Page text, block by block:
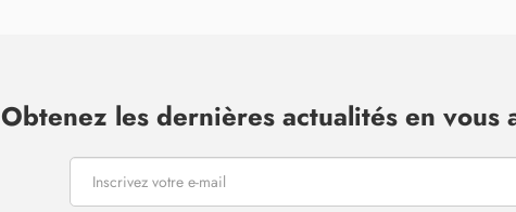
Obtenez les dernières actualités en vous